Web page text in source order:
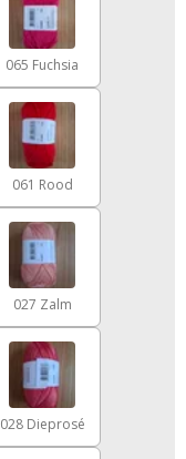
065 Fuchsia
061 Rood
027 Zalm
028 Dieprosé